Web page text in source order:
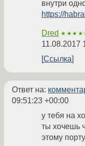
внутри
https://
Dred
11.08.2017
Ссылка
Ответ на:
09:51:23 +00:00
у тебя на
ты хочешь
этому